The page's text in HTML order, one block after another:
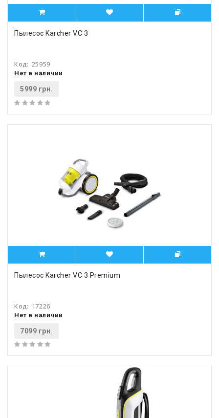
Пылесос Karcher VC 3
Код: 25959
Нет в наличии
5999 грн.
Пылесос Karcher VC 3 Premium
Код: 17226
Нет в наличии
7099 грн.